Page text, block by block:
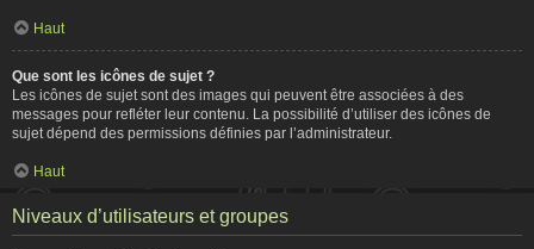
Haut
Que sont les icônes de sujet ?
Les icônes de sujet sont des images qui peuvent être associées à des
messages pour refléter leur contenu. La possibilité d’utiliser des icônes de
sujet dépend des permissions définies par l’administrateur.
Haut
Niveaux d’utilisateurs et groupes